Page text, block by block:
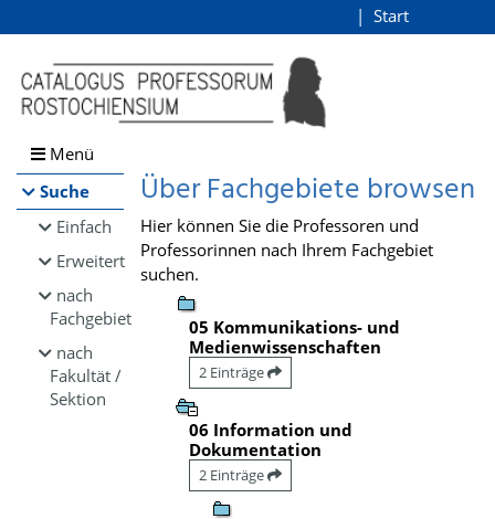
Browsen
direkt zum Inhalt
Start
Menü
Suche
Einfach
Erweitert
nach
Fachgebiet
nach
Fakultät /
Sektion
Über Fachgebiete browsen
Hier können Sie die Professoren und
Professorinnen nach Ihrem Fachgebiet
suchen.
05 Kommunikations- und
Medienwissenschaften
2 Einträge
06 Information und
Dokumentation
2 Einträge